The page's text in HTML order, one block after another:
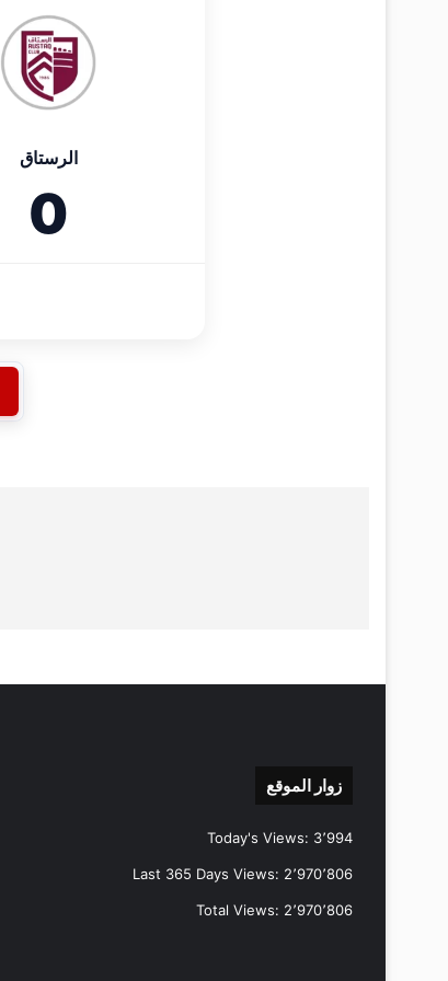
الرستاق
0
زوار الموقع
Today's Views: 3٬994
Last 365 Days Views: 2٬970٬806
Total Views: 2٬970٬806